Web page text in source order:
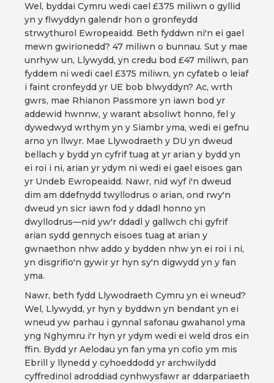
Wel, byddai Cymru wedi cael £375 miliwn o gyllid
yn y flwyddyn galendr hon o gronfeydd
strwythurol Ewropeaidd. Beth fyddwn ni'n ei gael
mewn gwirionedd? 47 miliwn o bunnau. Sut y mae
unrhyw un, Llywydd, yn credu bod £47 miliwn, pan
fyddem ni wedi cael £375 miliwn, yn cyfateb o leiaf
i faint cronfeydd yr UE bob blwyddyn? Ac, wrth
gwrs, mae Rhianon Passmore yn iawn bod yr
addewid hwnnw, y warant absoliwt honno, fel y
dywedwyd wrthym yn y Siambr yma, wedi ei gefnu
arno yn llwyr. Mae Llywodraeth y DU yn dweud
bellach y bydd yn cyfrif tuag at yr arian y bydd yn
ei roi i ni, arian yr ydym ni wedi ei gael eisoes gan
yr Undeb Ewropeaidd. Nawr, nid wyf i'n dweud
dim am ddefnydd twyllodrus o arian, ond rwy'n
dweud yn sicr iawn fod y ddadl honno yn
dwyllodrus—nid yw'r ddadl y gallwch chi gyfrif
arian sydd gennych eisoes tuag at arian y
gwnaethon nhw addo y bydden nhw yn ei roi i ni,
yn disgrifio'n gywir yr hyn sy'n digwydd yn y fan
yma.
Nawr, beth fydd Llywodraeth Cymru yn ei wneud?
Wel, Llywydd, yr hyn y byddwn yn bendant yn ei
wneud yw parhau i gynnal safonau gwahanol yma
yng Nghymru i'r hyn yr ydym wedi ei weld dros ein
ffin. Bydd yr Aelodau yn fan yma yn cofio ym mis
Ebrill y llynedd y cyhoeddodd yr archwilydd
cyffredinol adroddiad cynhwysfawr ar ddarpariaeth